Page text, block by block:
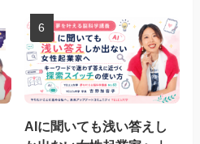
AIに聞いても浅い答えし